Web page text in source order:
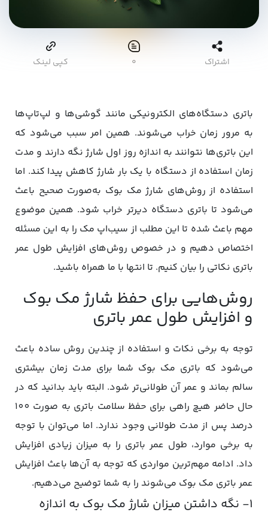
اشتراک ۰ کپی لینک
باتری دستگاه‌های الکترونیکی مانند گوشی‌ها و لپ‌تاپ‌ها
به مرور زمان خراب می‌شوند. همین امر سبب می‌شود که
این باتری‌ها نتوانند به اندازه روز اول شارژ نگه دارند و مدت
زمان استفاده از دستگاه با یک بار شارژ کاهش پیدا کند. اما
استفاده از روش‌های شارژ مک بوک به‌صورت صحیح باعث
می‌شود تا باتری دستگاه دیرتر خراب شود. همین موضوع
مهم باعث شده تا این مطلب از سیب‌اپ مک را به این مسئله
اختصاص دهیم و در خصوص روش‌های افزایش طول عمر
باتری نکاتی را بیان کنیم. تا انتها با ما همراه باشید.
روش‌هایی برای حفظ شارژ مک بوک
و افزایش طول عمر باتری
توجه به برخی نکات و استفاده از چندین روش ساده باعث
می‌شود که باتری مک بوک شما برای مدت زمان بیشتری
سالم بماند و عمر آن طولانی‌تر شود. البته باید بدانید که در
حال حاضر هیچ راهی برای حفظ سلامت باتری به صورت 100
درصد پس از مدت طولانی وجود ندارد. اما می‌توان با توجه
به برخی موارد، طول عمر باتری را به میزان زیادی افزایش
داد. ادامه مهم‌ترین مواردی که توجه به آن‌ها باعث افزایش
عمر باتری مک بوک می‌شوند را به شما توضیح می‌دهیم.
۱- نگه داشتن میزان شارژ مک بوک به اندازه